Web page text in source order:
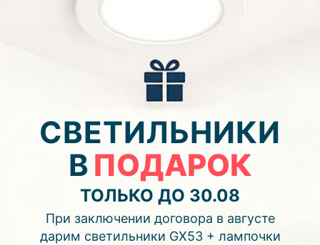
ПОТОЛОК
В ПОДАРОК!
До конца акции:
06 18 26
дней часов мин.
Подробнее об акции >>
Монтаж двухуровнего потолка
с фотопечатью и подсветкой (смотреть видео)
СВЕТИЛЬНИКИ
ВПОДАРОК
ТОЛЬКО ДО 30.08
При заключении договора в августе
дарим светильники GX53 + лампочки